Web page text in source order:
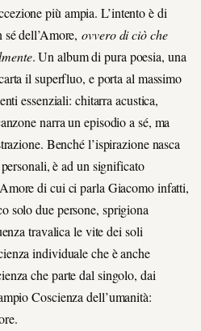
più ampia. L’intento è di
sé dell’Amore,ovvero di ciò che
. Un album di pura poesia, una
il superfluo, e porta al massimo
essenziali: chitarra acustica,
narra un episodio a sé, ma
Benché l’ispirazione nasca
è ad un significato
di cui ci parla Giacomo infatti,
solo due persone, sprigiona
travalica le vite dei soli
individuale che è anche
che parte dal singolo, dai
Coscienza dell’umanità: